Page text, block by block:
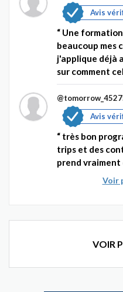
Avis
Une
beaucoup mes
j'applique déjà
sur comment
Avis
très bon
trips et des
prend vraiment
Voir
VOIR